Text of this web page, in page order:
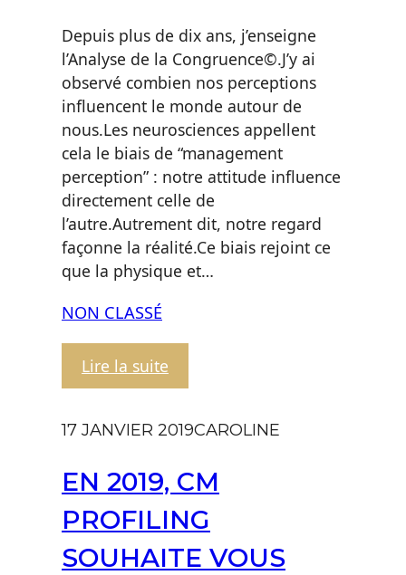
Depuis plus de dix ans, j’enseigne
l’Analyse de la Congruence©.J’y ai
observé combien nos perceptions
influencent le monde autour de
nous.Les neurosciences appellent
cela le biais de “management
perception” : notre attitude influence
directement celle de
l’autre.Autrement dit, notre regard
façonne la réalité.Ce biais rejoint ce
que la physique et…
NON CLASSÉ
Lire la suite
Aktabar
La
du
Vivant
en
nous
17 JANVIER 2019CAROLINE
EN 2019, CM
PROFILING
SOUHAITE VOUS